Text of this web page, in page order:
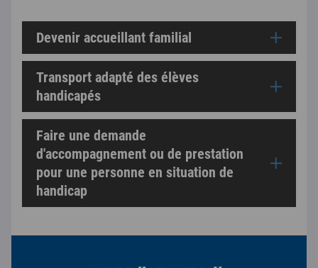
Devenir accueillant familial
Transport adapté des élèves
handicapés
Faire une demande
d'accompagnement ou de prestation
pour une personne en situation de
handicap